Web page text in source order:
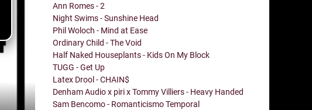
Ann Romes - 2
Night Swims - Sunshine Head
Phil Woloch - Mind at Ease
Ordinary Child - The Void
Half Naked Houseplants - Kids On My Block
TUGG - Get Up
Latex Drool - CHAIN$
Denham Audio x piri x Tommy Villiers - Heavy Handed
Sam Bencomo - Romanticismo Temporal